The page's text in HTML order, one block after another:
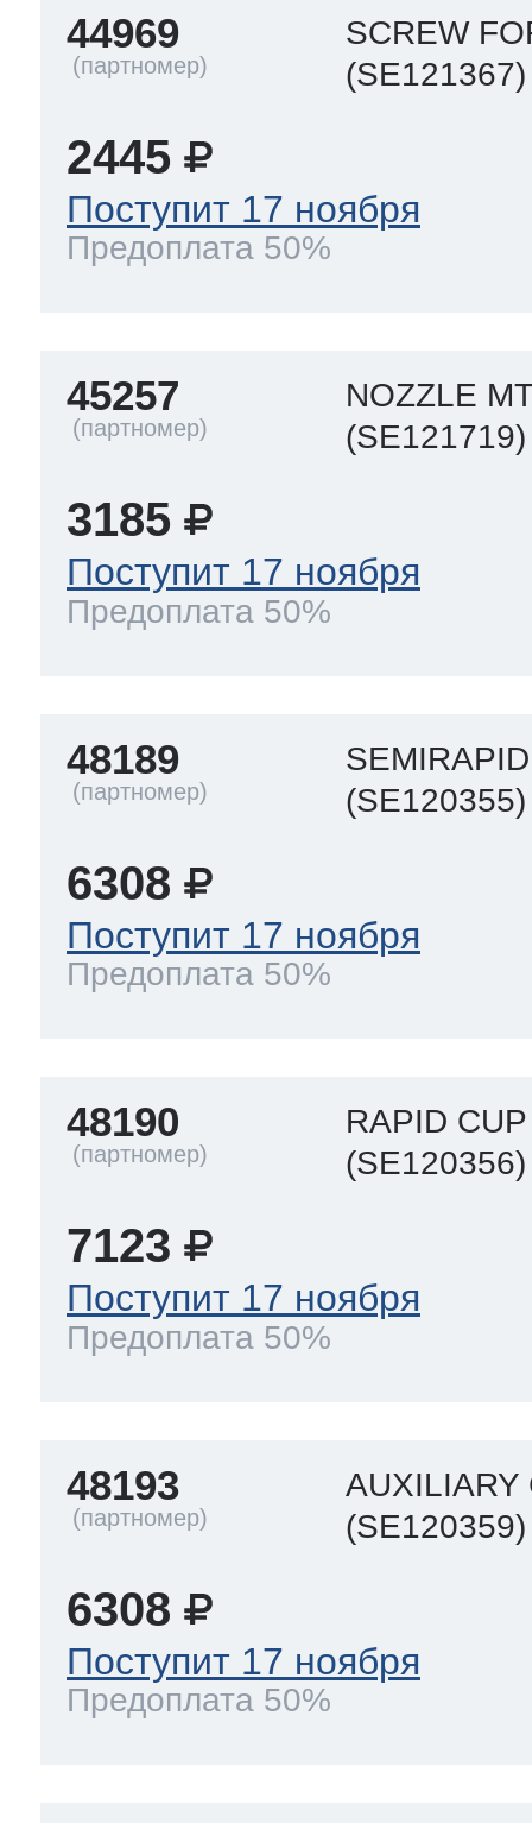
44969
SCREW
(SE121367)
2445
Поступит 17 ноября
Предоплата 50%
45257
NOZZLE
(SE121719)
3185
Поступит 17 ноября
Предоплата 50%
48189
(SE120355)
6308
Поступит 17 ноября
Предоплата 50%
48190
RAPID
(SE120356)
7123
Поступит 17 ноября
Предоплата 50%
48193
AUXILIARY
(SE120359)
6308
Поступит 17 ноября
Предоплата 50%